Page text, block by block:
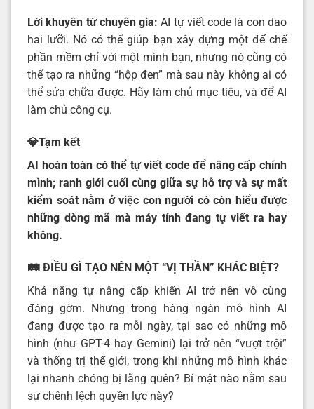
Lời khuyên từ chuyên gia: AI tự viết code là con dao
hai lưỡi. Nó có thể giúp bạn xây dựng một đế chế
phần mềm chỉ với một mình bạn, nhưng nó cũng có
thể tạo ra những “hộp đen” mà sau này không ai có
thể sửa chữa được. Hãy làm chủ mục tiêu, và để AI
làm chủ công cụ.
💎Tạm kết
AI hoàn toàn có thể tự viết code để nâng cấp chính
mình; ranh giới cuối cùng giữa sự hỗ trợ và sự mất
kiểm soát nằm ở việc con người có còn hiểu được
những dòng mã mà máy tính đang tự viết ra hay
không.
🛤️ ĐIỀU GÌ TẠO NÊN MỘT “VỊ THẦN” KHÁC BIỆT?
Khả năng tự nâng cấp khiến AI trở nên vô cùng
đáng gờm. Nhưng trong hàng ngàn mô hình AI
đang được tạo ra mỗi ngày, tại sao có những mô
hình (như GPT-4 hay Gemini) lại trở nên “vượt trội”
và thống trị thế giới, trong khi những mô hình khác
lại nhanh chóng bị lãng quên? Bí mật nào nằm sau
sự chênh lệch quyền lực này?